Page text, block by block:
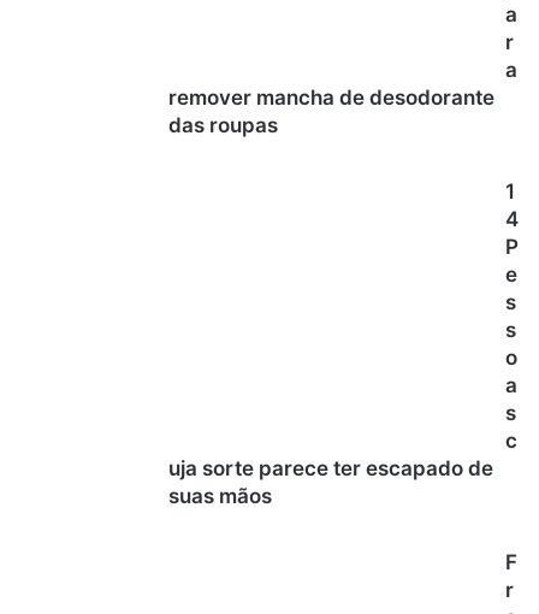
a
r
a
remover mancha de desodorante
das roupas
1
4
P
e
s
s
o
a
s
c
uja sorte parece ter escapado de
suas mãos
F
r